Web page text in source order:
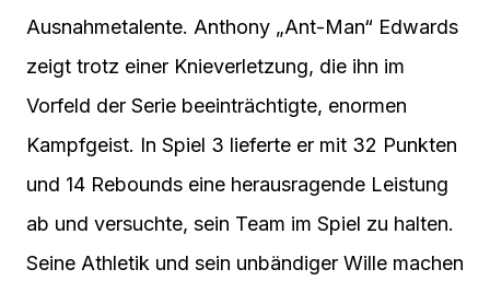
Ausnahmetalente. Anthony „Ant-Man“ Edwards
zeigt trotz einer Knieverletzung, die ihn im
Vorfeld der Serie beeinträchtigte, enormen
Kampfgeist. In Spiel 3 lieferte er mit 32 Punkten
und 14 Rebounds eine herausragende Leistung
ab und versuchte, sein Team im Spiel zu halten.
Seine Athletik und sein unbändiger Wille machen